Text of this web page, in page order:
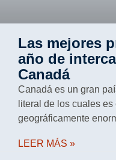
Las mejores
año de
Canadá
Canadá es un gran
literal de los cuales
geográficamente
LEER MÁS »